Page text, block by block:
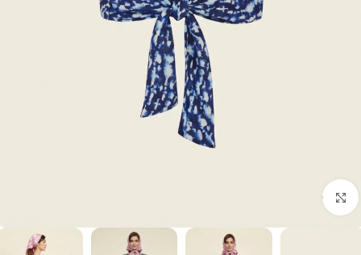
برای بزرگنمایی کلیک کنید